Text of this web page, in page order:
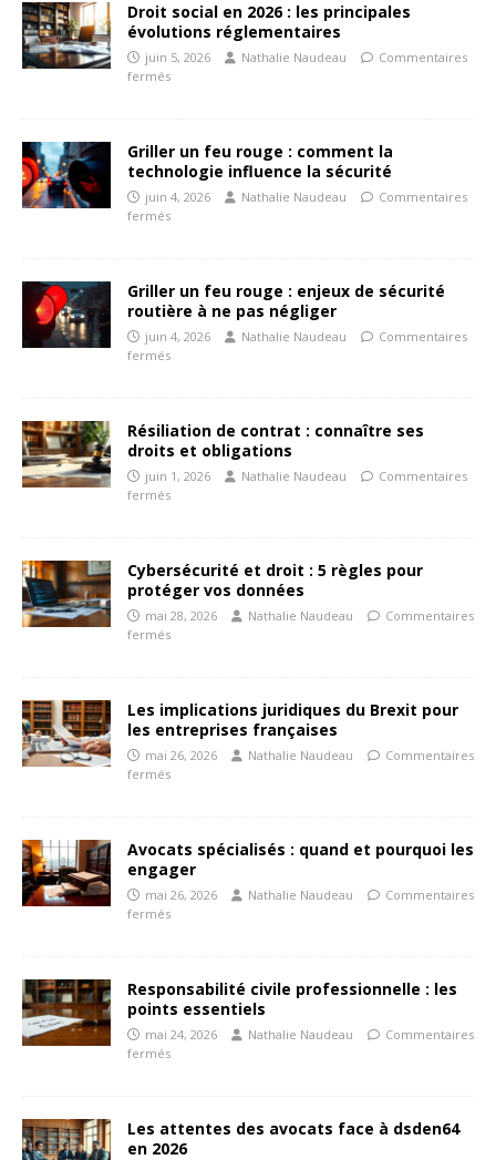
Droit social en 2026 : les principales
évolutions réglementaires
juin 5, 2026 Nathalie Naudeau
Commentaires
fermés
Griller un feu rouge : comment la
technologie influence la sécurité
juin 4, 2026 Nathalie Naudeau
Commentaires
fermés
Griller un feu rouge : enjeux de sécurité
routière à ne pas négliger
juin 4, 2026 Nathalie Naudeau
Commentaires
fermés
Résiliation de contrat : connaître ses
droits et obligations
juin 1, 2026 Nathalie Naudeau
Commentaires
fermés
Cybersécurité et droit : 5 règles pour
protéger vos données
mai 28, 2026 Nathalie Naudeau
Commentaires
fermés
Les implications juridiques du Brexit pour
les entreprises françaises
mai 26, 2026 Nathalie Naudeau
Commentaires
fermés
Avocats spécialisés : quand et pourquoi les
engager
mai 26, 2026 Nathalie Naudeau
Commentaires
fermés
Responsabilité civile professionnelle : les
points essentiels
mai 24, 2026 Nathalie Naudeau
Commentaires
fermés
Les attentes des avocats face à dsden64
en 2026